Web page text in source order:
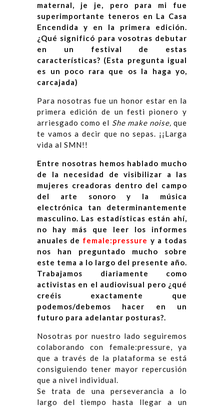
maternal, je je, pero para mi fue
superimportante teneros en La Casa
Encendida y en la primera edición.
¿Qué significó para vosotras debutar
en un festival de estas
características? (Esta pregunta igual
es un poco rara que os la haga yo,
carcajada)
Para nosotras fue un honor estar en la
primera edición de un festi pionero y
arriesgado como el She make noise, que
te vamos a decir que no sepas. ¡¡Larga
vida al SMN!!
Entre nosotras hemos hablado mucho
de la necesidad de visibilizar a las
mujeres creadoras dentro del campo
del arte sonoro y la música
electrónica tan determinantemente
masculino. Las estadísticas están ahí,
no hay más que leer los informes
anuales de female:pressure y a todas
nos han preguntado mucho sobre
este tema a lo largo del presente año.
Trabajamos diariamente como
activistas en el audiovisual pero ¿qué
creéis exactamente que
podemos/debemos hacer en un
futuro para adelantar posturas?.
Nosotras por nuestro lado seguiremos
colaborando con female:pressure, ya
que a través de la plataforma se está
consiguiendo tener mayor repercusión
que a nivel individual.
Se trata de una perseverancia a lo
largo del tiempo hasta llegar a un